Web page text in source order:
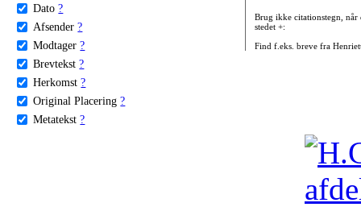
Dato ?
Afsender ?
Modtager ?
Brevtekst ?
Herkomst ?
Original Placering ?
Metatekst ?
Brug ikke citationstegn, når
stedet +:
Find f.eks. breve fra